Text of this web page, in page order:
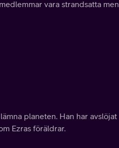
vara strandsatta men
planeten. Han har avslöjat
Ezras föräldrar.